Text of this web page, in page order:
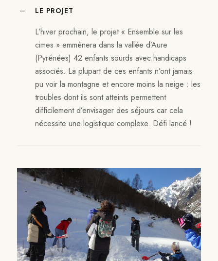
LE PROJET
L’hiver prochain, le projet « Ensemble sur les
cimes » emmènera dans la vallée d’Aure
(Pyrénées) 42 enfants sourds avec handicaps
associés. La plupart de ces enfants n’ont jamais
pu voir la montagne et encore moins la neige : les
troubles dont ils sont atteints permettent
difficilement d’envisager des séjours car cela
nécessite une logistique complexe. Défi lancé !